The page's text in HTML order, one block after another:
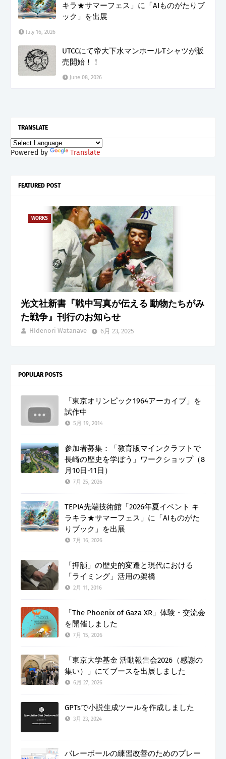
キラ★サマーフェス」に「AIものがたりブ
ック」を出展
July 16, 2026
UTCCにて帝大下水マンホールTシャツが販
売開始！！
June 08, 2026
TRANSLATE
Powered by Translate
FEATURED POST
WORKS
光文社新書『戦中写真が伝える 動物たちがみ
た戦争』刊行のお知らせ
HIdenori Watanave 6月 23, 2025
POPULAR POSTS
「東京オリンピック1964アーカイブ」を
試作中
5月 19, 2014
参加者募集：「教育版マインクラフトで
長崎の歴史を学ぼう」ワークショップ（8
月10日-11日）
7月 25, 2026
TEPIA先端技術館「2026年夏イベント キ
ラキラ★サマーフェス」に「AIものがた
りブック」を出展
7月 16, 2026
「押韻」の歴史的変遷と現代における
「ライミング」活用の架橋
2月 11, 2016
「The Phoenix of Gaza XR」体験・交流会
を開催しました
7月 15, 2026
「東京大学基金 活動報告会2026（感謝の
集い）」にてブースを出展しました
6月 27, 2026
GPTsで小説生成ツールを作成しました
3月 23, 2024
バレーボールの練習改善のためのプレー